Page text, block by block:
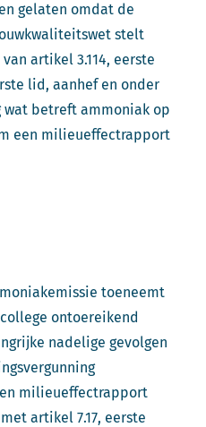
gelaten omdat de
stelt
artikel 3.114, eerste
lid, aanhef en onder
wat betreft ammoniak op
een milieueffectrapport
toeneemt
ontoereikend
nadelige gevolgen
milieueffectrapport
artikel 7.17, eerste